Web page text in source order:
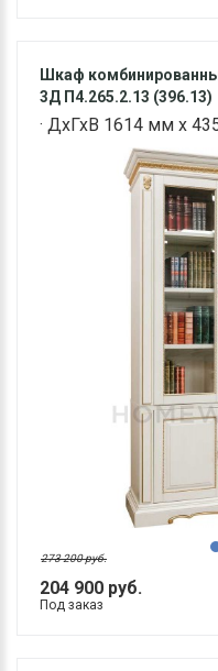
Шкаф
3Д П4.265.2.13 (396.13)
· ДхГхВ 1614 мм х
204 900 руб.
273 200 руб.
Под заказ